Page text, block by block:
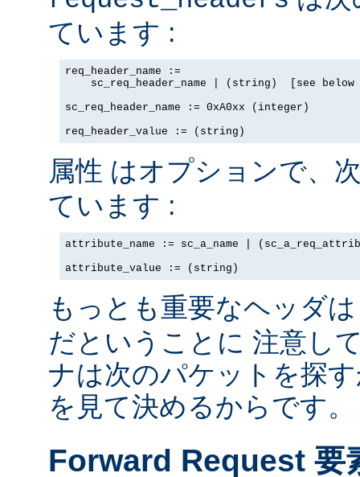
ています :
req_header_name :=
sc_req_header_name | (string)  [see below
sc_req_header_name := 0xA0xx (integer)
req_header_value := (string)
属性 はオプションで、
ています :
attribute_name := sc_a_name |
attribute_value := (string)
もっとも重要なヘッダ
だということに 注意し
ナは次のパケットを探
を見て決めるからです。
Forward Request 要